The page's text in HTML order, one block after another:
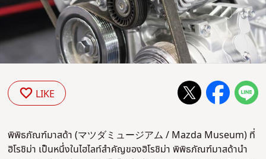
LIKE
พิพิธภัณฑ์มาสด้า (マツダミュージアム / Mazda Museum) ที่
ฮิโรชิม่า เป็นหนึ่งในไฮไลท์สำคัญของฮิโรชิม่า พิพิธภัณฑ์มาสด้านำ